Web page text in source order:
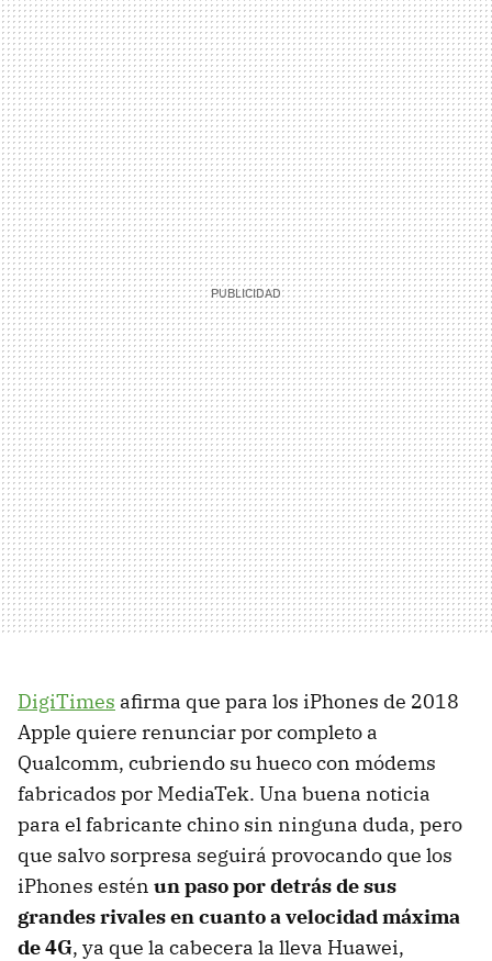
DigiTimes afirma que para los iPhones de 2018
Apple quiere renunciar por completo a
Qualcomm, cubriendo su hueco con módems
fabricados por MediaTek. Una buena noticia
para el fabricante chino sin ninguna duda, pero
que salvo sorpresa seguirá provocando que los
iPhones estén un paso por detrás de sus
grandes rivales en cuanto a velocidad máxima
de 4G, ya que la cabecera la lleva Huawei,